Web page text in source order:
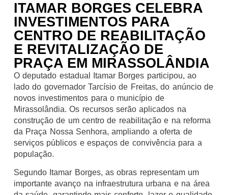
ITAMAR BORGES CELEBRA
INVESTIMENTOS PARA
CENTRO DE REABILITAÇÃO
E REVITALIZAÇÃO DE
PRAÇA EM MIRASSOLÂNDIA
O deputado estadual Itamar Borges participou, ao
lado do governador Tarcísio de Freitas, do anúncio de
novos investimentos para o município de
Mirassolândia. Os recursos serão aplicados na
construção de um centro de reabilitação e na reforma
da Praça Nossa Senhora, ampliando a oferta de
serviços públicos e espaços de convivência para a
população.
Segundo Itamar Borges, as obras representam um
importante avanço na infraestrutura urbana e na área